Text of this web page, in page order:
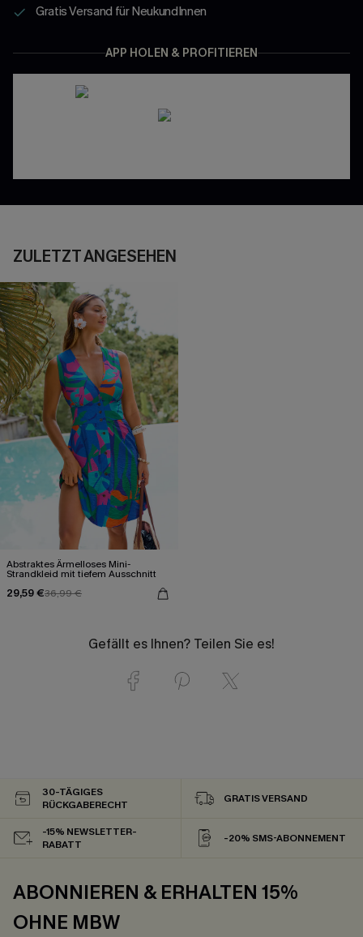
Gratis Versand für NeukundInnen
APP HOLEN & PROFITIEREN
ZULETZT ANGESEHEN
Abstraktes Ärmelloses Mini-
Strandkleid mit tiefem Ausschnitt
29,59 €36,99 €
Gefällt es Ihnen? Teilen Sie es!
30-TÄGIGES
RÜCKGABERECHT
GRATIS VERSAND
-15% NEWSLETTER-
RABATT
-20% SMS-ABONNEMENT
ABONNIEREN & ERHALTEN 15%
OHNE MBW